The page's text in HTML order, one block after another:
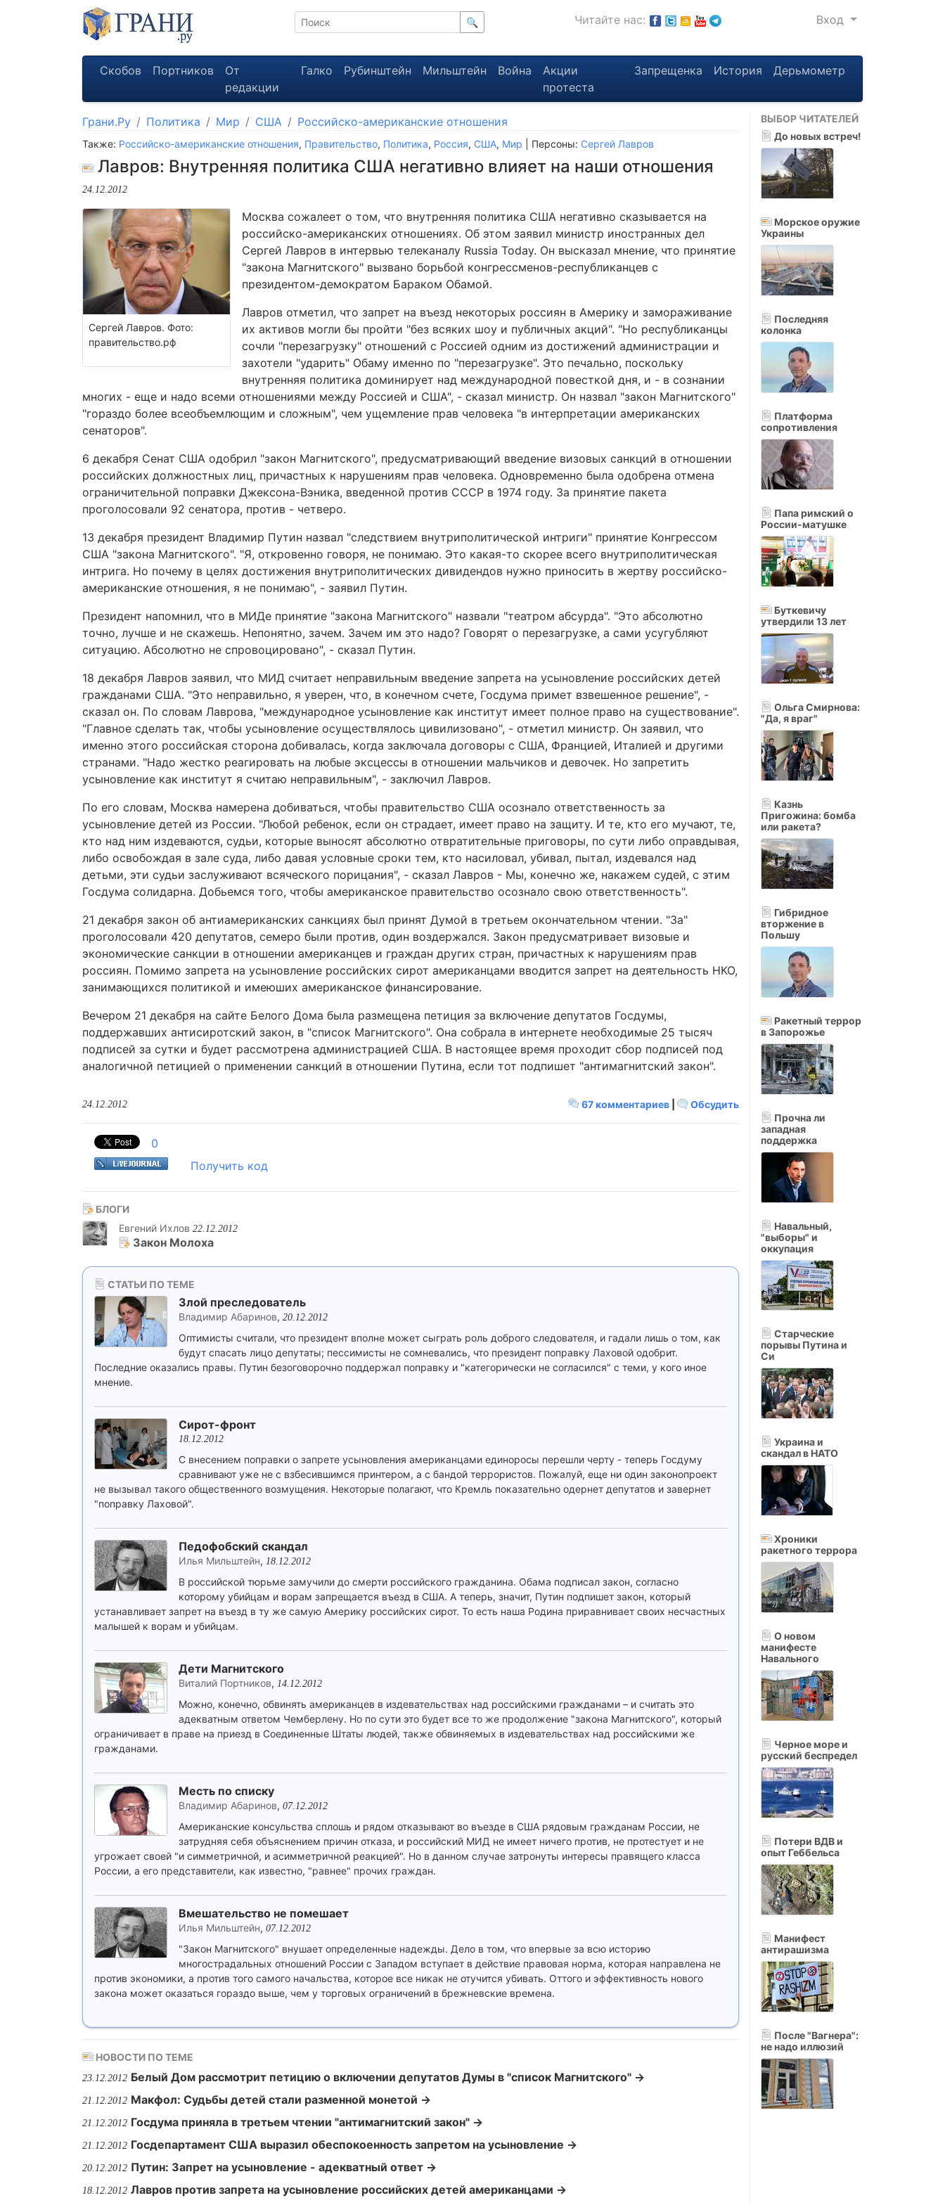
🔍 Читайте нас: Вход
Скобов Портников
От
редакции
Галко Рубинштейн Мильштейн Война
Акции
протеста
Запрещенка История Дерьмометр
Грани.Ру Политика Мир США Российско-американские отношения
Также: Российско-американские отношения, Правительство, Политика, Россия, США, Мир | Персоны: Сергей Лавров
Лавров: Внутренняя политика США негативно влияет на наши отношения
24.12.2012
Сергей Лавров. Фото:
правительство.рф
Москва сожалеет о том, что внутренняя политика США негативно сказывается на
российско-американских отношениях. Об этом заявил министр иностранных дел
Сергей Лавров в интервью телеканалу Russia Today. Он высказал мнение, что принятие
"закона Магнитского" вызвано борьбой конгрессменов-республиканцев с
президентом-демократом Бараком Обамой.
Лавров отметил, что запрет на въезд некоторых россиян в Америку и замораживание
их активов могли бы пройти "без всяких шоу и публичных акций". "Но республиканцы
сочли "перезагрузку" отношений с Россией одним из достижений администрации и
захотели "ударить" Обаму именно по "перезагрузке". Это печально, поскольку
внутренняя политика доминирует над международной повесткой дня, и - в сознании
многих - еще и надо всеми отношениями между Россией и США", - сказал министр. Он назвал "закон Магнитского"
"гораздо более всеобъемлющим и сложным", чем ущемление прав человека "в интерпретации американских
сенаторов".
6 декабря Сенат США одобрил "закон Магнитского", предусматривающий введение визовых санкций в отношении
российских должностных лиц, причастных к нарушениям прав человека. Одновременно была одобрена отмена
ограничительной поправки Джексона-Вэника, введенной против СССР в 1974 году. За принятие пакета
проголосовали 92 сенатора, против - четверо.
13 декабря президент Владимир Путин назвал "следствием внутриполитической интриги" принятие Конгрессом
США "закона Магнитского". "Я, откровенно говоря, не понимаю. Это какая-то скорее всего внутриполитическая
интрига. Но почему в целях достижения внутриполитических дивидендов нужно приносить в жертву российско-
американские отношения, я не понимаю", - заявил Путин.
Президент напомнил, что в МИДе принятие "закона Магнитского" назвали "театром абсурда". "Это абсолютно
точно, лучше и не скажешь. Непонятно, зачем. Зачем им это надо? Говорят о перезагрузке, а сами усугубляют
ситуацию. Абсолютно не спровоцировано", - сказал Путин.
18 декабря Лавров заявил, что МИД считает неправильным введение запрета на усыновление российских детей
гражданами США. "Это неправильно, я уверен, что, в конечном счете, Госдума примет взвешенное решение", -
сказал он. По словам Лаврова, "международное усыновление как институт имеет полное право на существование".
"Главное сделать так, чтобы усыновление осуществлялось цивилизовано", - отметил министр. Он заявил, что
именно этого российская сторона добивалась, когда заключала договоры с США, Францией, Италией и другими
странами. "Надо жестко реагировать на любые эксцессы в отношении мальчиков и девочек. Но запретить
усыновление как институт я считаю неправильным", - заключил Лавров.
По его словам, Москва намерена добиваться, чтобы правительство США осознало ответственность за
усыновление детей из России. "Любой ребенок, если он страдает, имеет право на защиту. И те, кто его мучают, те,
кто над ним издеваются, судьи, которые выносят абсолютно отвратительные приговоры, по сути либо оправдывая,
либо освобождая в зале суда, либо давая условные сроки тем, кто насиловал, убивал, пытал, издевался над
детьми, эти судьи заслуживают всяческого порицания", - сказал Лавров - Мы, конечно же, накажем судей, с этим
Госдума солидарна. Добьемся того, чтобы американское правительство осознало свою ответственность".
21 декабря закон об антиамериканских санкциях был принят Думой в третьем окончательном чтении. "За"
проголосовали 420 депутатов, семеро были против, один воздержался. Закон предусматривает визовые и
экономические санкции в отношении американцев и граждан других стран, причастных к нарушениям прав
россиян. Помимо запрета на усыновление российских сирот американцами вводится запрет на деятельность НКО,
занимающихся политикой и имеюших американское финансирование.
Вечером 21 декабря на сайте Белого Дома была размещена петиция за включение депутатов Госдумы,
поддержавших антисиротский закон, в "список Магнитского". Она собрала в интернете необходимые 25 тысяч
подписей за сутки и будет рассмотрена администрацией США. В настоящее время проходит сбор подписей под
аналогичной петицией о применении санкций в отношении Путина, если тот подпишет "антимагнитский закон".
67 комментариев Обсудить
24.12.2012
0
Получить код
БЛОГИ
Евгений Ихлов 22.12.2012
Закон Молоха
СТАТЬИ ПО ТЕМЕ
Злой преследователь
Владимир Абаринов, 20.12.2012
Оптимисты считали, что президент вполне может сыграть роль доброго следователя, и гадали лишь о том, как
будут спасать лицо депутаты; пессимисты не сомневались, что президент поправку Лаховой одобрит.
Последние оказались правы. Путин безоговорочно поддержал поправку и "категорически не согласился" с теми, у кого иное
мнение.
Сирот-фронт
18.12.2012
С внесением поправки о запрете усыновления американцами единоросы перешли черту - теперь Госдуму
сравнивают уже не с взбесившимся принтером, а с бандой террористов. Пожалуй, еще ни один законопроект
не вызывал такого общественного возмущения. Некоторые полагают, что Кремль показательно одернет депутатов и завернет
"поправку Лаховой".
Педофобский скандал
Илья Мильштейн, 18.12.2012
В российской тюрьме замучили до смерти российского гражданина. Обама подписал закон, согласно
которому убийцам и ворам запрещается въезд в США. А теперь, значит, Путин подпишет закон, который
устанавливает запрет на въезд в ту же самую Америку российских сирот. То есть наша Родина приравнивает своих несчастных
малышей к ворам и убийцам.
Дети Магнитского
Виталий Портников, 14.12.2012
Можно, конечно, обвинять американцев в издевательствах над российскими гражданами – и считать это
адекватным ответом Чемберлену. Но по сути это будет все то же продолжение "закона Магнитского", который
ограничивает в праве на приезд в Соединенные Штаты людей, также обвиняемых в издевательствах над российскими же
гражданами.
Месть по списку
Владимир Абаринов, 07.12.2012
Американские консульства сплошь и рядом отказывают во въезде в США рядовым гражданам России, не
затрудняя себя объяснением причин отказа, и российский МИД не имеет ничего против, не протестует и не
угрожает своей "и симметричной, и асимметричной реакцией". Но в данном случае затронуты интересы правящего класса
России, а его представители, как известно, "равнее" прочих граждан.
Вмешательство не помешает
Илья Мильштейн, 07.12.2012
"Закон Магнитского" внушает определенные надежды. Дело в том, что впервые за всю историю
многострадальных отношений России с Западом вступает в действие правовая норма, которая направлена не
против экономики, а против того самого начальства, которое все никак не отучится убивать. Оттого и эффективность нового
закона может оказаться гораздо выше, чем у торговых ограничений в брежневские времена.
НОВОСТИ ПО ТЕМЕ
23.12.2012 Белый Дом рассмотрит петицию о включении депутатов Думы в "список Магнитского" →
21.12.2012 Макфол: Судьбы детей стали разменной монетой →
21.12.2012 Госдума приняла в третьем чтении "антимагнитский закон" →
21.12.2012 Госдепартамент США выразил обеспокоенность запретом на усыновление →
20.12.2012 Путин: Запрет на усыновление - адекватный ответ →
18.12.2012 Лавров против запрета на усыновление российских детей американцами →
ВЫБОР ЧИТАТЕЛЕЙ
До новых встреч!
Морское оружие
Украины
Последняя
колонка
Платформа
сопротивления
Папа римский о
России-матушке
Буткевичу
утвердили 13 лет
Ольга Смирнова:
"Да, я враг"
Казнь
Пригожина: бомба
или ракета?
Гибридное
вторжение в
Польшу
Ракетный террор
в Запорожье
Прочна ли
западная
поддержка
Навальный,
"выборы" и
оккупация
Старческие
порывы Путина и
Си
Украина и
скандал в НАТО
Хроники
ракетного террора
О новом
манифесте
Навального
Черное море и
русский беспредел
Потери ВДВ и
опыт Геббельса
Манифест
антирашизма
После "Вагнера":
не надо иллюзий